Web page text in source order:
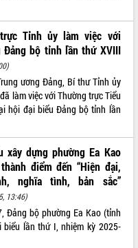
Tỉnh ủy làm việc với
bộ tỉnh lần thứ XVIII
ương Đảng, Bí thư Tỉnh ủy
làm việc với Thường trực Tiểu
hội đại biểu Đảng bộ tỉnh lần
xây dựng phường Ea Kao
điểm đến “Hiện đại,
nghĩa tình, bản sắc”
13:46)
Đảng bộ phường Ea Kao (tỉnh
lần thứ I, nhiệm kỳ 2025-